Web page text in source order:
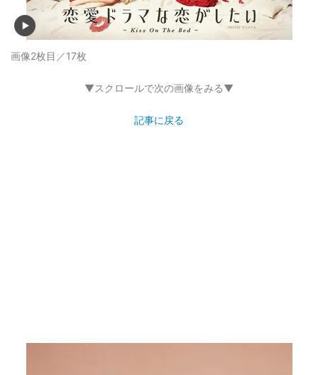
画像2枚目／17枚
▼スクロールで次の画像をみる▼
記事に戻る